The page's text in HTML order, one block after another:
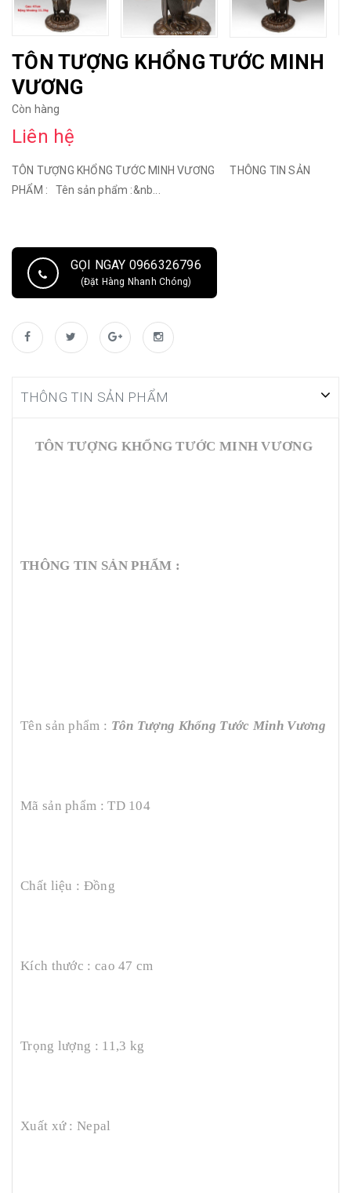
TÔN TƯỢNG KHỔNG TƯỚC MINH
VƯƠNG
Còn hàng
Liên hệ
TÔN TƯỢNG KHỔNG TƯỚC MINH VƯƠNG THÔNG TIN SẢN
PHẨM : Tên sản phẩm :&nb...
GỌI NGAY 0966326796
(Đặt Hàng Nhanh Chóng)
THÔNG TIN SẢN PHẨM
TÔN TƯỢNG KHỔNG TƯỚC MINH VƯƠNG
THÔNG TIN SẢN PHẨM :
Tên sản phẩm : Tôn Tượng Khổng Tước Minh Vương
Mã sản phẩm : TD 104
Chất liệu : Đồng
Kích thước : cao 47 cm
Trọng lượng : 11,3 kg
Xuất xứ : Nepal